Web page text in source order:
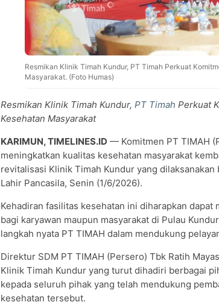
Resmikan Klinik Timah Kundur, PT Timah Perkuat
Masyarakat. (Foto Humas)
Resmikan Klinik Timah Kundur, PT Timah Perkuat
Kesehatan Masyarakat
KARIMUN, TIMELINES.ID — Komitmen PT TIMAH
meningkatkan kualitas kesehatan masyarakat
revitalisasi Klinik Timah Kundur yang
Lahir Pancasila, Senin (1/6/2026).
Kehadiran fasilitas kesehatan ini diharapkan dapat
bagi karyawan maupun masyarakat di Pulau
langkah nyata PT TIMAH dalam mendukung
Direktur SDM PT TIMAH (Persero) Tbk Ratih
Klinik Timah Kundur yang turut dihadiri berbagai
kepada seluruh pihak yang telah mendukung
kesehatan tersebut.